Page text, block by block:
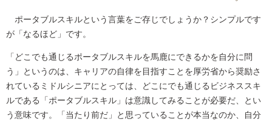
ポータブルスキルという言葉をご存じでしょうか？シンプルです
が「なるほど」です。
「どこでも通じるポータブルスキルを馬鹿にできるかを自分に問
う」というのは、キャリアの自律を目指すことを厚労省から奨励さ
れているミドルシニアにとっては、どこにでも通じるビジネススキ
ルである「ポータブルスキル」は意識してみることが必要だ、とい
う意味です。「当たり前だ」と思っていることが本当なのか、自分